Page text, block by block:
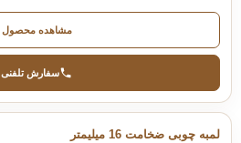
مشاهده محصول
سفارش تلفنی
لمبه چوبی ضخامت 16 میلیمتر